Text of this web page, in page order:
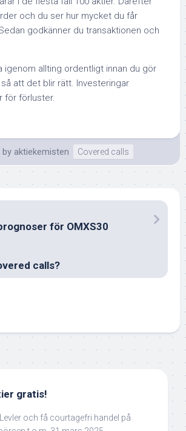
och du ser hur mycket du får
godkänner du transaktionen och
igenom allting ordentligt innan du gör
att det blir rätt. Investeringar
för förluster.
by aktiekemisten Covered calls
för OMXS30
calls?
gratis!
och få courtagefri handel på